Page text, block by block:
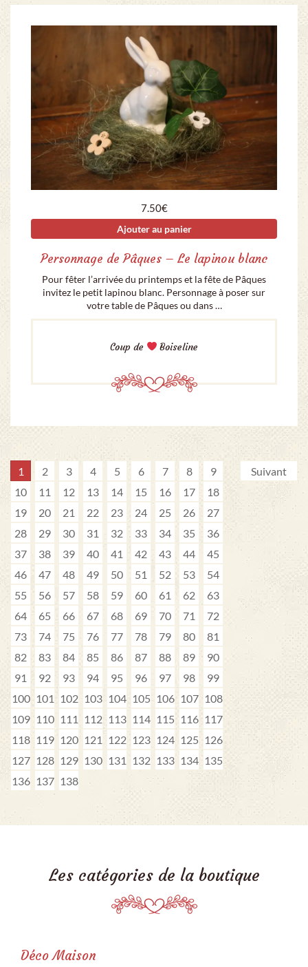
7.50€
Ajouter au panier
Personnage de Pâques – Le lapinou blanc
Pour fêter l’arrivée du printemps et la fête de Pâques
invitez le petit lapinou blanc. Personnage à poser sur
votre table de Pâques ou dans …
Coup de Boiseline
1 2 3 4 5 6 7 8
9
10
11 12 13 14 15 16 17
18
19
20 21 22 23 24 25 26
27
28
29 30 31 32 33 34 35
36
37
38 39 40 41 42 43 44
45
46
47 48 49 50 51 52 53
54
55
56 57 58 59 60 61 62
63
64
65 66 67 68 69 70 71
72
73
74 75 76 77 78 79 80
81
82
83 84 85 86 87 88 89
90
91
92 93 94 95 96 97 98
99
100 101 102 103 104 105 106 107 108
109 110 111 112 113 114 115 116 117
118 119 120 121 122 123 124 125 126
127 128 129 130 131 132 133 134 135
136 137 138
Suivant
Les catégories de la boutique
Déco Maison